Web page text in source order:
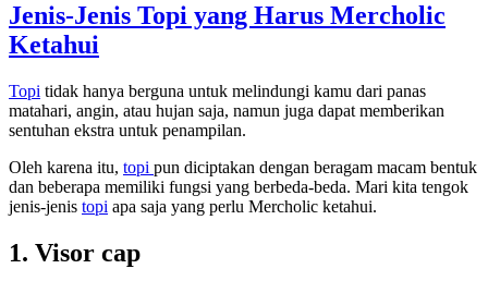
Jenis-Jenis Topi yang Harus Mercholic
Ketahui
Topi tidak hanya berguna untuk melindungi kamu dari panas
matahari, angin, atau hujan saja, namun juga dapat memberikan
sentuhan ekstra untuk penampilan.
Oleh karena itu, topi pun diciptakan dengan beragam macam bentuk
dan beberapa memiliki fungsi yang berbeda-beda. Mari kita tengok
jenis-jenis topi apa saja yang perlu Mercholic ketahui.
1. Visor cap